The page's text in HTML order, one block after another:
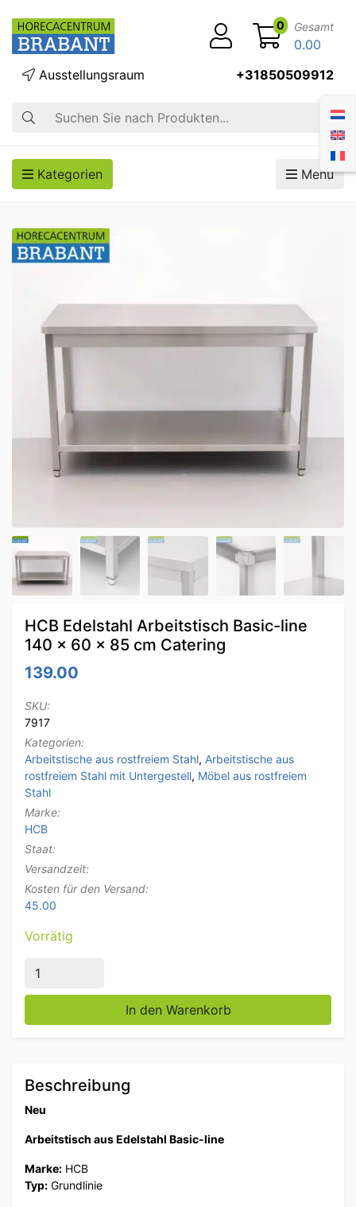
Suche
Ausstellungsraum +31850509912
0 Gesamt
0.00
Kategorien Menü
HCB Edelstahl Arbeitstisch Basic-line
140 x 60 x 85 cm Catering
139.00
SKU:
7917
Kategorien:
Arbeitstische aus rostfreiem Stahl, Arbeitstische aus
rostfreiem Stahl mit Untergestell, Möbel aus rostfreiem
Stahl
Marke:
HCB
Staat:
Versandzeit:
Kosten für den Versand:
45.00
Vorrätig
HCB Edelstahl Arbeitstisch Basic-line 140 x 60 x 85
In den Warenkorb
Beschreibung
Neu
Arbeitstisch aus Edelstahl Basic-line
Marke: HCB
Typ: Grundlinie